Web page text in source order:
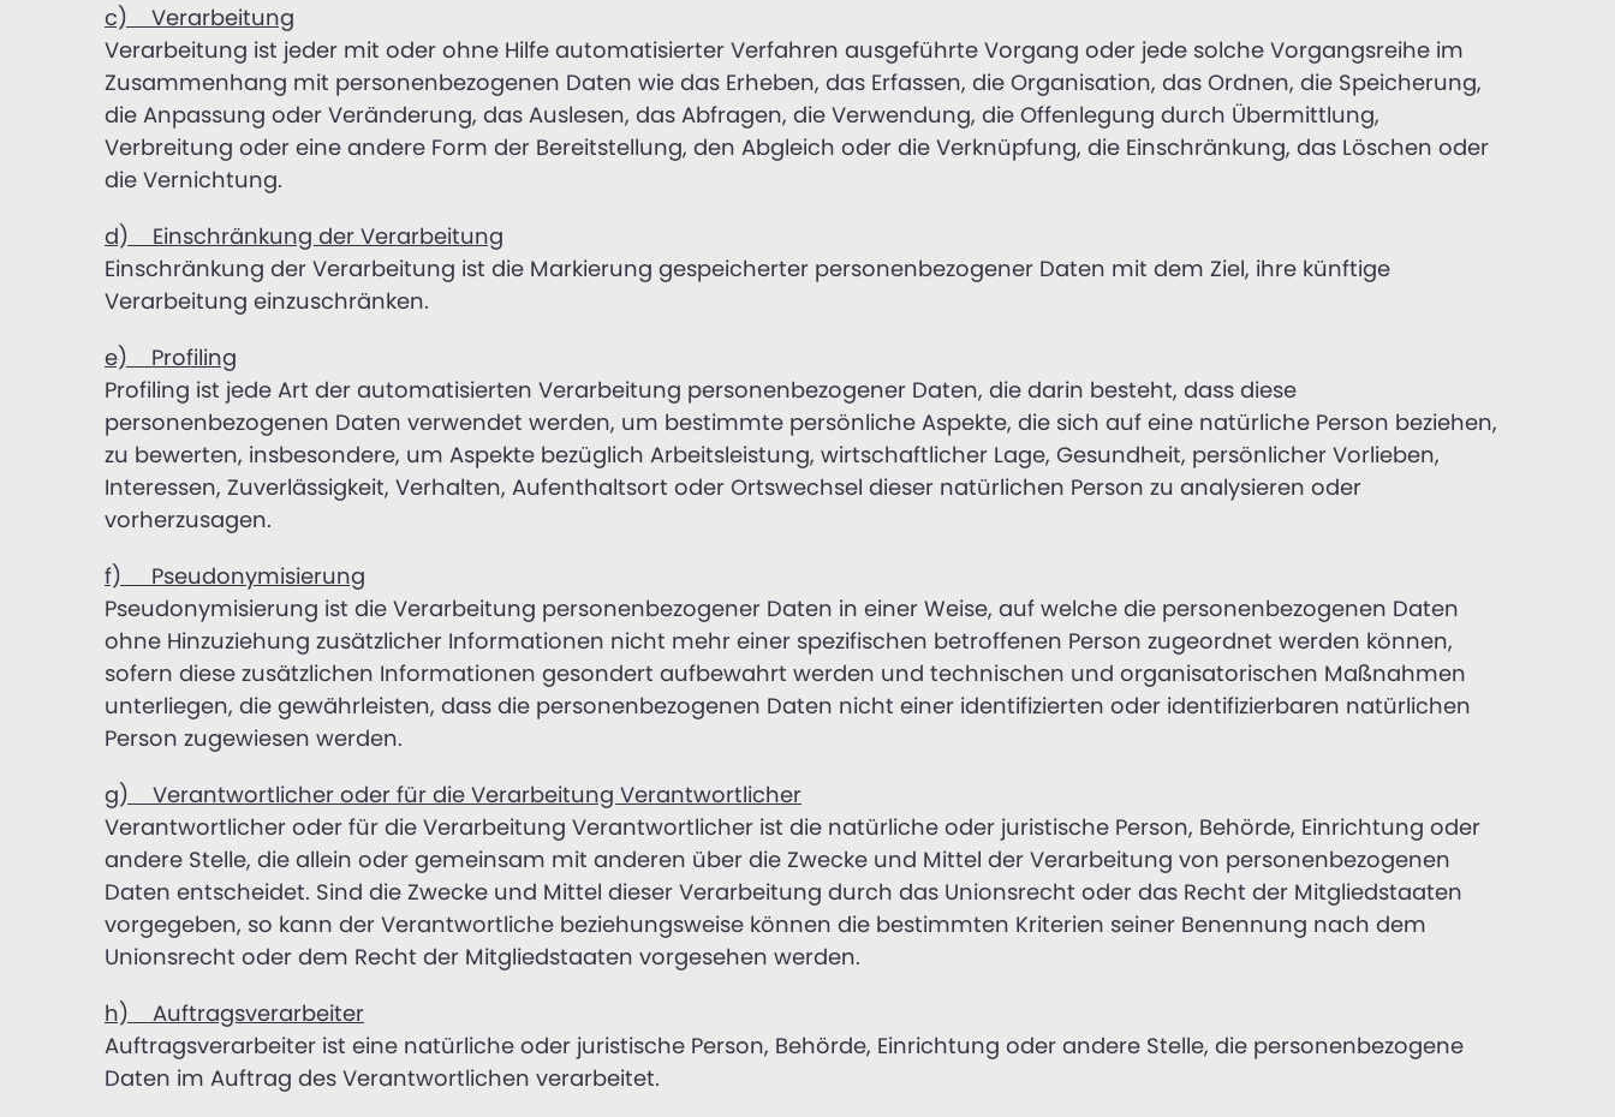
c) Verarbeitung
Verarbeitung ist jeder mit oder ohne Hilfe automatisierter Verfahren ausgeführte Vorgang oder jede solche Vorgangsreihe im
Zusammenhang mit personenbezogenen Daten wie das Erheben, das Erfassen, die Organisation, das Ordnen, die Speicherung,
die Anpassung oder Veränderung, das Auslesen, das Abfragen, die Verwendung, die Offenlegung durch Übermittlung,
Verbreitung oder eine andere Form der Bereitstellung, den Abgleich oder die Verknüpfung, die Einschränkung, das Löschen oder
die Vernichtung.
d) Einschränkung der Verarbeitung
Einschränkung der Verarbeitung ist die Markierung gespeicherter personenbezogener Daten mit dem Ziel, ihre künftige
Verarbeitung einzuschränken.
e) Profiling
Profiling ist jede Art der automatisierten Verarbeitung personenbezogener Daten, die darin besteht, dass diese
personenbezogenen Daten verwendet werden, um bestimmte persönliche Aspekte, die sich auf eine natürliche Person beziehen,
zu bewerten, insbesondere, um Aspekte bezüglich Arbeitsleistung, wirtschaftlicher Lage, Gesundheit, persönlicher Vorlieben,
Interessen, Zuverlässigkeit, Verhalten, Aufenthaltsort oder Ortswechsel dieser natürlichen Person zu analysieren oder
vorherzusagen.
f) Pseudonymisierung
Pseudonymisierung ist die Verarbeitung personenbezogener Daten in einer Weise, auf welche die personenbezogenen Daten
ohne Hinzuziehung zusätzlicher Informationen nicht mehr einer spezifischen betroffenen Person zugeordnet werden können,
sofern diese zusätzlichen Informationen gesondert aufbewahrt werden und technischen und organisatorischen Maßnahmen
unterliegen, die gewährleisten, dass die personenbezogenen Daten nicht einer identifizierten oder identifizierbaren natürlichen
Person zugewiesen werden.
g) Verantwortlicher oder für die Verarbeitung Verantwortlicher
Verantwortlicher oder für die Verarbeitung Verantwortlicher ist die natürliche oder juristische Person, Behörde, Einrichtung oder
andere Stelle, die allein oder gemeinsam mit anderen über die Zwecke und Mittel der Verarbeitung von personenbezogenen
Daten entscheidet. Sind die Zwecke und Mittel dieser Verarbeitung durch das Unionsrecht oder das Recht der Mitgliedstaaten
vorgegeben, so kann der Verantwortliche beziehungsweise können die bestimmten Kriterien seiner Benennung nach dem
Unionsrecht oder dem Recht der Mitgliedstaaten vorgesehen werden.
h) Auftragsverarbeiter
Auftragsverarbeiter ist eine natürliche oder juristische Person, Behörde, Einrichtung oder andere Stelle, die personenbezogene
Daten im Auftrag des Verantwortlichen verarbeitet.